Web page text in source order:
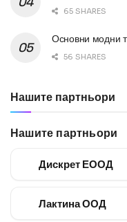
65 SHARES
Основни модни
56 SHARES
Нашите партньори
Нашите партньори
Дискрет ЕООД
Лактина ООД